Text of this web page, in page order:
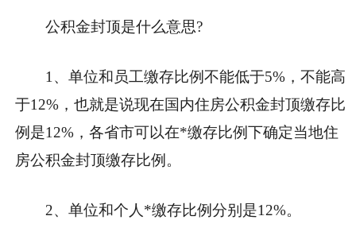
公积金封顶是什么意思?
1、单位和员工缴存比例不能低于5%，不能高
于12%，也就是说现在国内住房公积金封顶缴存比
例是12%，各省市可以在*缴存比例下确定当地住
房公积金封顶缴存比例。
2、单位和个人*缴存比例分别是12%。